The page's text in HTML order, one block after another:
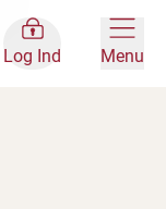
Log Ind Menu